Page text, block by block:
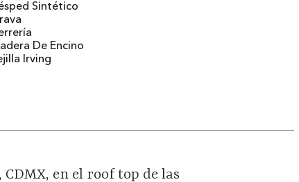
Sintético
De Encino
Irving
en el roof top de las